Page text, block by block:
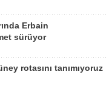
Erbain
sürüyor
rotasını tanımıyoruz